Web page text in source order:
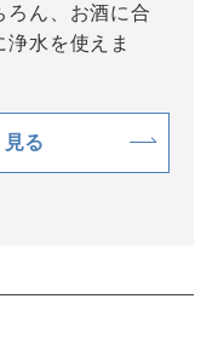
ろん、お酒に合
水を使えま
見る